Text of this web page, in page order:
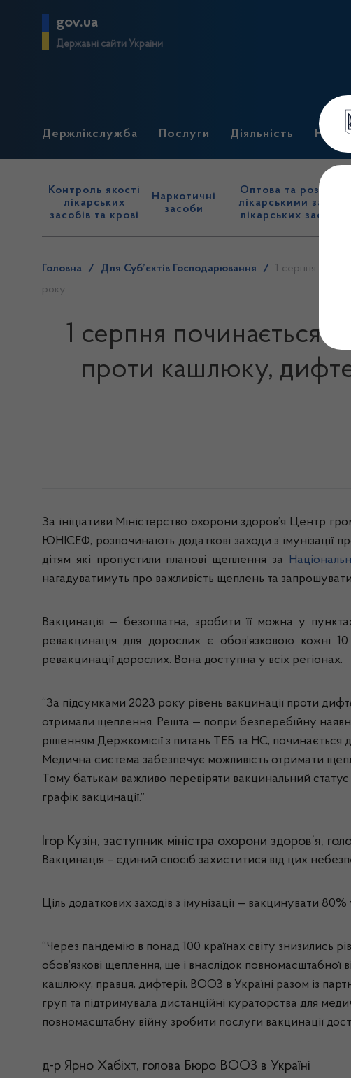
gov.ua
Державні сайти України
Держлікслужба Послуги Діяльність
Контроль якості
лікарських
засобів та крові
Наркотичні
засоби
Оптова та
лікарськими
лікарських
Головна / Для Суб’єктів Господарювання /
1 серпня
року
1 серпня починається
проти кашлюку,
За ініціативи Міністерство охорони здоров’я Центр
ЮНІСЕФ, розпочинають додаткові заходи з імунізації
дітям які пропустили планові щеплення за
нагадуватимуть про важливість щеплень та
Вакцинація — безоплатна, зробити її можна у
ревакцинація для дорослих є обов’язковою кожні
ревакцинації дорослих. Вона доступна у всіх регіонах.
“За підсумками 2023 року рівень вакцинації проти
отримали щеплення. Решта — попри безперебійну
рішенням Держкомісії з питань ТЕБ та НС, починається
Медична система забезпечує можливість отримати
Тому батькам важливо перевіряти вакцинальний
графік вакцинації.”
Ігор Кузін, заступник міністра охорони здоров’я,
Вакцинація – єдиний спосіб захиститися від цих
Ціль додаткових заходів з імунізації — вакцинувати 80%
“Через пандемію в понад 100 країнах світу знизились
обов’язкові щеплення, ще і внаслідок повномасштабної
кашлюку, правця, дифтерії, ВООЗ в Україні разом із
груп та підтримувала дистанційні кураторства для
повномасштабну війну зробити послуги вакцинації
д-р Ярно Хабіхт, голова Бюро ВООЗ в Україні